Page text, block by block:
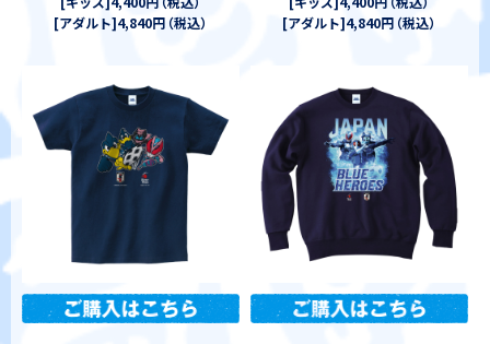
[アダルト]4,840円（税込）
[アダルト]4,840円（税込）